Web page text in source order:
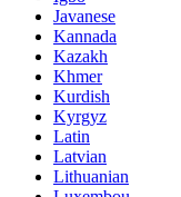
Javanese
Kannada
Kazakh
Khmer
Kurdish
Kyrgyz
Latin
Latvian
Lithuanian